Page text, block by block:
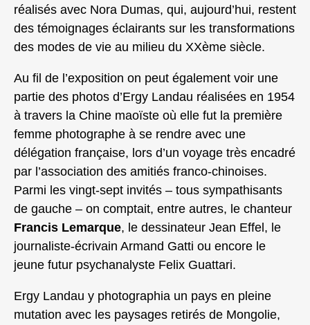
réalisés avec Nora Dumas, qui, aujourd’hui, restent
des témoignages éclairants sur les transformations
des modes de vie au milieu du XXème siècle.
Au fil de l’exposition on peut également voir une
partie des photos d’Ergy Landau réalisées en 1954
à travers la Chine maoïste où elle fut la première
femme photographe à se rendre avec une
délégation française, lors d’un voyage très encadré
par l’association des amitiés franco-chinoises.
Parmi les vingt-sept invités – tous sympathisants
de gauche – on comptait, entre autres, le chanteur
Francis Lemarque, le dessinateur Jean Effel, le
journaliste-écrivain Armand Gatti ou encore le
jeune futur psychanalyste Felix Guattari.
Ergy Landau y photographia un pays en pleine
mutation avec les paysages retirés de Mongolie,